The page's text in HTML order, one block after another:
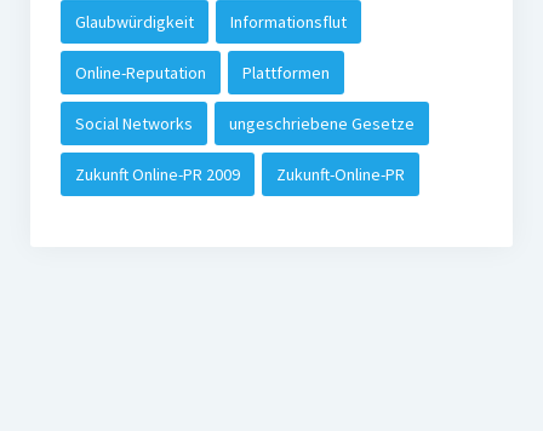
Glaubwürdigkeit Informationsflut
Online-Reputation Plattformen
Social Networks ungeschriebene Gesetze
Zukunft Online-PR 2009 Zukunft-Online-PR